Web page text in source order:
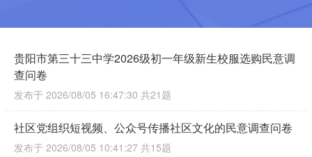
贵阳市第三十三中学2026级初一年级新生校服选购民意调
查问卷
发布于 2026/08/05 16:47:30 共21题
社区党组织短视频、公众号传播社区文化的民意调查问卷
发布于 2026/08/05 10:41:27 共15题